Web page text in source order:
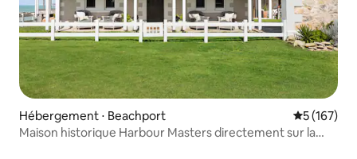
Hébergement ⋅ Beachport Évaluation
5 (167)
Maison historique Harbour Masters directement sur la